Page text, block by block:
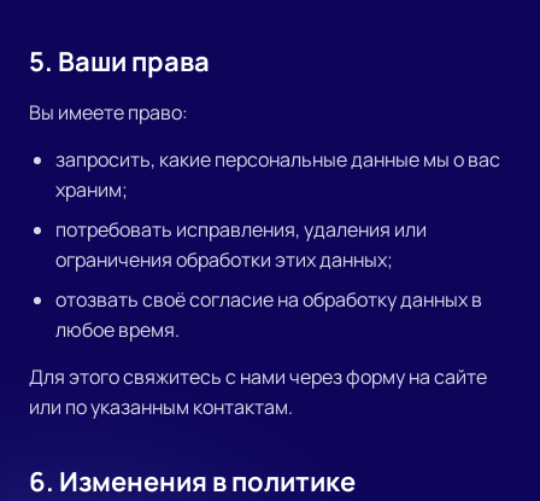
5. Ваши права
Вы имеете право:
запросить, какие персональные данные мы о вас
храним;
потребовать исправления, удаления или
ограничения обработки этих данных;
отозвать своё согласие на обработку данных в
любое время.
Для этого свяжитесь с нами через форму на сайте
или по указанным контактам.
6. Изменения в политике